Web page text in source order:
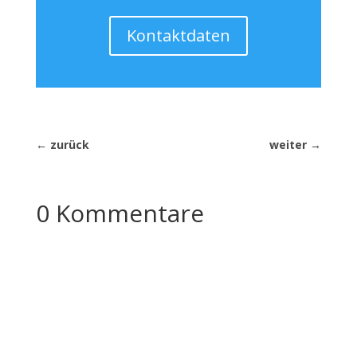
Kontaktdaten
← zurück weiter →
0 Kommentare